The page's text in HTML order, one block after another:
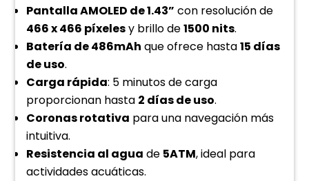
Pantalla AMOLED de 1.43” con resolución de
466 x 466 píxelesy brillo de1500 nits.
Batería de 486mAh que ofrece hasta15 días
de uso.
Carga rápida: 5 minutos de carga
proporcionan hasta 2 días de uso.
Coronas rotativa para una navegación más
intuitiva.
Resistencia al agua de 5ATM, ideal para
actividades acuáticas.